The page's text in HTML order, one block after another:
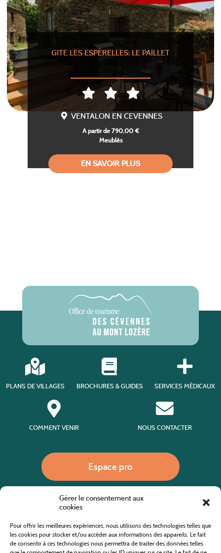
Gérer le consentement aux
cookies
Pour offrir les meilleures expériences, nous utilisons des technologies telles que
les cookies pour stocker et/ou accéder aux informations des appareils. Le fait
de consentir à ces technologies nous permettra de traiter des données telles
GITE LES ESPÉRELLES: LE PAILLET
VENTALON EN CEVENNES
A partir de 790,00 €
Meublés
EN SAVOIR PLUS
PLANS DE VILLAGES BROCHURES & GUIDES SERVICES MÉDICAUX
COMMENT VENIR NOUS CONTACTER
Espace pro
Site internet cofinancé par le fonds européen agricole pour le développement rural
L'Europe investit dans les zones rurales